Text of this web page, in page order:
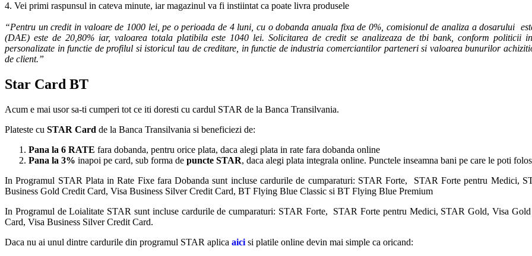
4. Vei primi raspunsul in cateva minute, iar magazinul va fi instiintat ca poate livra produsele
“Pentru un credit in valoare de 1000 lei, pe o perioada de 4 luni, cu o dobanda anuala fixa de 0%, comisionul de analiza a dosarului
(DAE) este de 20,80% iar, valoarea totala platibila este 1040 lei. Solicitarea de credit se analizeaza de tbi bank, conform politicii
personalizate in functie de profilul si istoricul tau de creditare, in functie de industria comerciantilor parteneri si valoarea bunurilor
de client.”
Star Card BT
Acum e mai usor sa-ti cumperi tot ce iti doresti cu cardul STAR de la Banca Transilvania.
Plateste cu STAR Card de la Banca Transilvania si beneficiezi de:
Pana la 6 RATE fara dobanda, pentru orice plata, daca alegi plata in rate fara dobanda online
Pana la 3% inapoi pe card, sub forma de puncte STAR, daca alegi plata integrala online. Punctele inseamna bani pe care le poti
In Programul STAR Plata in Rate Fixe fara Dobanda sunt incluse cardurile de cumparaturi: STAR Forte, STAR Forte pentru Medici,
Business Gold Credit Card, Visa Business Silver Credit Card, BT Flying Blue Classic si BT Flying Blue Premium
In Programul de Loialitate STAR sunt incluse cardurile de cumparaturi: STAR Forte, STAR Forte pentru Medici, STAR Gold, Visa
Card, Visa Business Silver Credit Card.
Daca nu ai unul dintre cardurile din programul STAR aplica aici si platile online devin mai simple ca oricand: